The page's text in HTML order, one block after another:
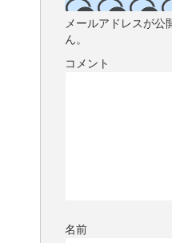
メールアドレスが公
ん。
コメント
名前